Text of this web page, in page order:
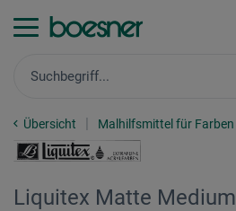
Übersicht Malhilfsmittel für Farben
Liquitex Matte Medium